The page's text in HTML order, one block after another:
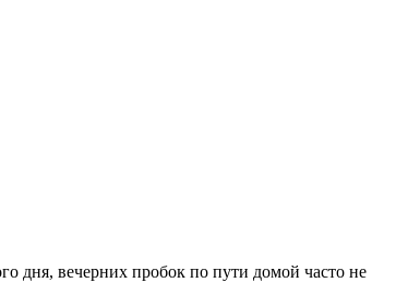
дня, вечерних пробок по пути домой часто не